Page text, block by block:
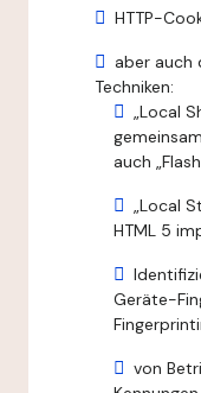
HTTP-
aber auch
Techniken:
„Local
auch
„Local
HTML 5
Geräte-
von